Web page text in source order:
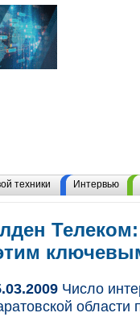
техники Интервью
Число
области